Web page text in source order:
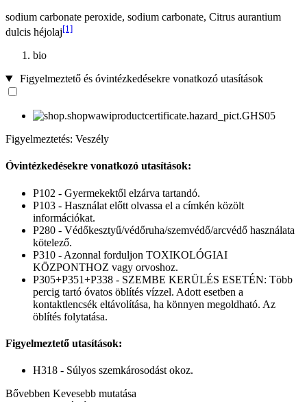
sodium carbonate peroxide, sodium carbonate, Citrus aurantium
dulcis héjolaj[1]
bio
Figyelmeztető és óvintézkedésekre vonatkozó utasítások
Figyelmeztetés: Veszély
Óvintézkedésekre vonatkozó utasítások:
P102 - Gyermekektől elzárva tartandó.
P103 - Használat előtt olvassa el a címkén közölt
információkat.
P280 - Védőkesztyű/védőruha/szemvédő/arcvédő használata
kötelező.
P310 - Azonnal forduljon TOXIKOLÓGIAI
KÖZPONTHOZ vagy orvoshoz.
P305+P351+P338 - SZEMBE KERÜLÉS ESETÉN: Több
percig tartó óvatos öblítés vízzel. Adott esetben a
kontaktlencsék eltávolítása, ha könnyen megoldható. Az
öblítés folytatása.
Figyelmeztető utasítások:
H318 - Súlyos szemkárosodást okoz.
Bővebben Kevesebb mutatása